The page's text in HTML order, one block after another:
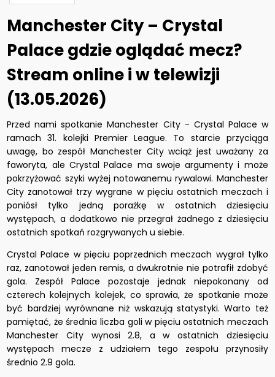
Manchester City – Crystal
Palace gdzie oglądać mecz?
Stream online i w telewizji
(13.05.2026)
Przed nami spotkanie Manchester City - Crystal Palace w
ramach 31. kolejki Premier League. To starcie przyciąga
uwagę, bo zespół Manchester City wciąż jest uważany za
faworyta, ale Crystal Palace ma swoje argumenty i może
pokrzyżować szyki wyżej notowanemu rywalowi. Manchester
City zanotował trzy wygrane w pięciu ostatnich meczach i
poniósł tylko jedną porażkę w ostatnich dziesięciu
występach, a dodatkowo nie przegrał żadnego z dziesięciu
ostatnich spotkań rozgrywanych u siebie.
Crystal Palace w pięciu poprzednich meczach wygrał tylko
raz, zanotował jeden remis, a dwukrotnie nie potrafił zdobyć
gola. Zespół Palace pozostaje jednak niepokonany od
czterech kolejnych kolejek, co sprawia, że spotkanie może
być bardziej wyrównane niż wskazują statystyki. Warto też
pamiętać, że średnia liczba goli w pięciu ostatnich meczach
Manchester City wynosi 2.8, a w ostatnich dziesięciu
występach mecze z udziałem tego zespołu przynosiły
średnio 2.9 gola.